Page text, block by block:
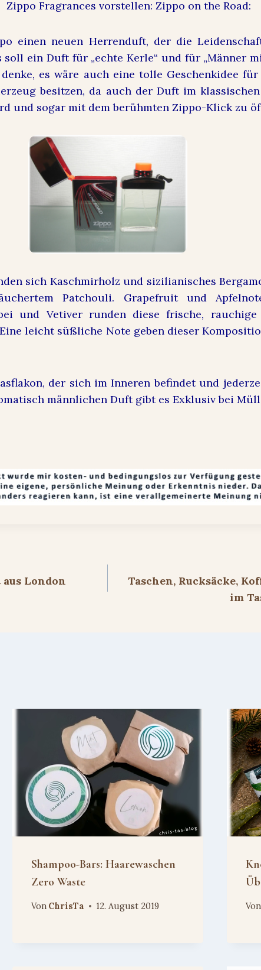
Zippo Fragrances vorstellen: Zippo on the Road:
einen neuen Herrenduft, der die
ein Duft für „echte Kerle“ und für „Männer
es wäre auch eine tolle Geschenkidee für
besitzen, da auch der Duft im
und sogar mit dem berühmten Zippo-Klick zu
sich Kaschmirholz und sizilianisches
Patchouli. Grapefruit und
und Vetiver runden diese frische,
leicht süßliche Note geben dieser
der sich im Inneren befindet und
männlichen Duft gibt es Exklusiv bei
London
Taschen, Rucksäcke,
im
Shampoo-Bars: Haarewaschen
Zero Waste
Von ChrisTa 12. August 2019 Von